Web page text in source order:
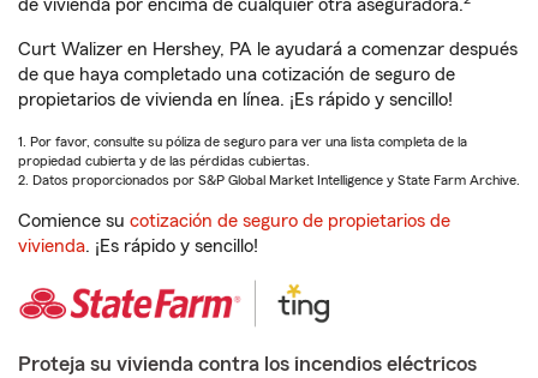
de vivienda por encima de cualquier otra aseguradora.
Curt Walizer en Hershey, PA le ayudará a comenzar después
de que haya completado una cotización de seguro de
propietarios de vivienda en línea. ¡Es rápido y sencillo!
1. Por favor, consulte su póliza de seguro para ver una lista completa de la
propiedad cubierta y de las pérdidas cubiertas.
2. Datos proporcionados por S&P Global Market Intelligence y State Farm Archive.
Comience su cotización de seguro de propietarios de
vivienda. ¡Es rápido y sencillo!
Proteja su vivienda contra los incendios eléctricos